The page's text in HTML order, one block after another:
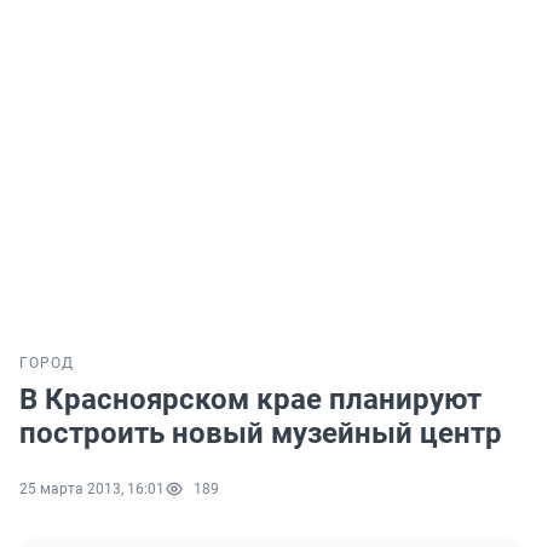
ГОРОД
В Красноярском крае планируют
построить новый музейный центр
25 марта 2013, 16:01 189